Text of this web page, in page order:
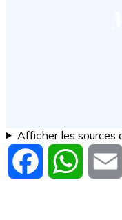
Afficher les sources
Facebook